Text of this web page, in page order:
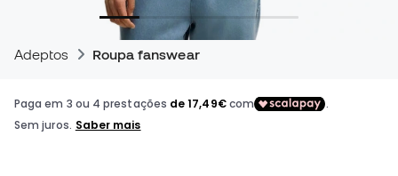
Adeptos Roupa fanswear